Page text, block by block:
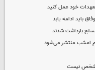
خود عمل کنید
باید ادامه یابد
امشب منتشر می‌شود
مشخص نیست